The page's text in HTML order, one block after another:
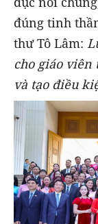
đúng tinh
thư Tô Lâm:
cho giáo
và tạo điều